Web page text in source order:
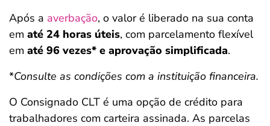
Após a averbação, o valor é liberado na sua conta
em até 24 horas úteis, com parcelamento flexível
em até 96 vezes* e aprovação simplificada.
*Consulte as condições com a instituição financeira.
O Consignado CLT é uma opção de crédito para
trabalhadores com carteira assinada. As parcelas